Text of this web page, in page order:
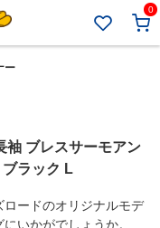
0
ー
袖 ブレスサーモアン
ラック L
ロードのオリジナルモデ
いかがでしょうか。